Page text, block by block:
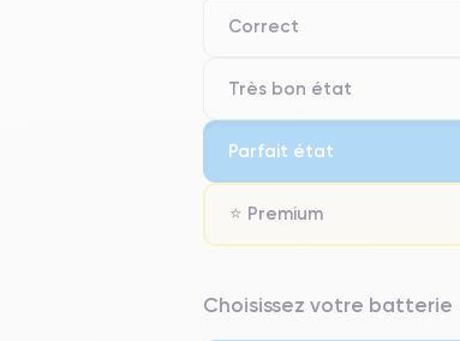
Correct
Très bon état
Parfait état
⭐ Premium
⭐ Premium
Choisissez votre batterie